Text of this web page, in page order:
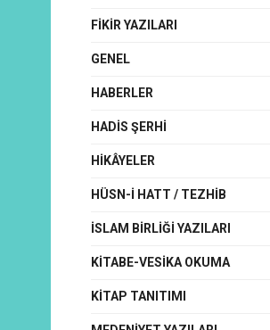
FIKIR YAZILARI
GENEL
HABERLER
HADIS ŞERHI
HIKÂYELER
HÜSN-I HATT / TEZHIB
İSLAM BIRLIĞI YAZILARI
KITABE-VESIKA OKUMA
KITAP TANITIMI